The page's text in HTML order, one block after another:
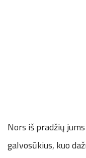
Nors iš pradžių
galvosūkius, kuo